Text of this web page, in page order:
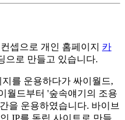
셉으로 개인 홈페이지 카
으로 만들고 있습니다.
를 운용하다가 싸이월드,
월드부터 '숲속얘기의 조용
을 운용하였습니다. 바이브